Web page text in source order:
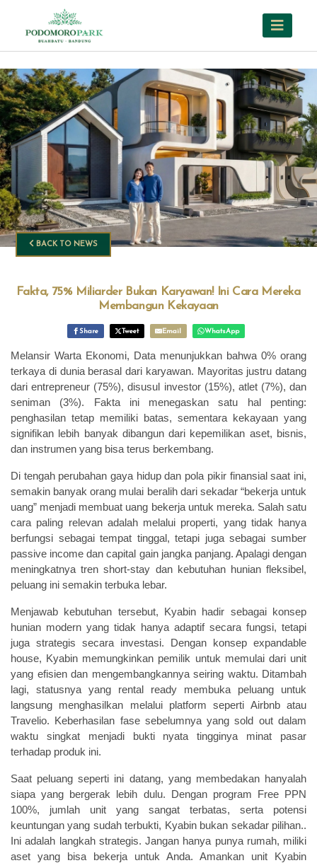
BACK TO NEWS
Fakta, 75% Miliarder Bukan Karyawan! Ini Cara Mereka
Membangun Kekayaan
Share Tweet Email WhatsApp
Melansir Warta Ekonomi, Data menunjukkan bahwa 0% orang
terkaya di dunia berasal dari karyawan. Mayoritas justru datang
dari entrepreneur (75%), disusul investor (15%), atlet (7%), dan
seniman (3%). Fakta ini menegaskan satu hal penting:
penghasilan tetap memiliki batas, sementara kekayaan yang
signifikan lebih banyak dibangun dari kepemilikan aset, bisnis,
dan instrumen yang bisa terus berkembang.
Di tengah perubahan gaya hidup dan pola pikir finansial saat ini,
semakin banyak orang mulai beralih dari sekadar “bekerja untuk
uang” menjadi membuat uang bekerja untuk mereka. Salah satu
cara paling relevan adalah melalui properti, yang tidak hanya
berfungsi sebagai tempat tinggal, tetapi juga sebagai sumber
passive income dan capital gain jangka panjang. Apalagi dengan
meningkatnya tren short-stay dan kebutuhan hunian fleksibel,
peluang ini semakin terbuka lebar.
Menjawab kebutuhan tersebut, Kyabin hadir sebagai konsep
hunian modern yang tidak hanya adaptif secara fungsi, tetapi
juga strategis secara investasi. Dengan konsep expandable
house, Kyabin memungkinkan pemilik untuk memulai dari unit
yang efisien dan mengembangkannya seiring waktu. Ditambah
lagi, statusnya yang rental ready membuka peluang untuk
langsung menghasilkan melalui platform seperti Airbnb atau
Travelio. Keberhasilan fase sebelumnya yang sold out dalam
waktu singkat menjadi bukti nyata tingginya minat pasar
terhadap produk ini.
Saat peluang seperti ini datang, yang membedakan hanyalah
siapa yang bergerak lebih dulu. Dengan program
Free PPN
100%, jumlah unit yang sangat terbatas, serta potensi
keuntungan yang sudah terbukti, Kyabin bukan sekadar pilihan..
Ini adalah langkah strategis. Jangan hanya punya rumah, miliki
aset yang bisa bekerja untuk Anda. Amankan unit Kyabin